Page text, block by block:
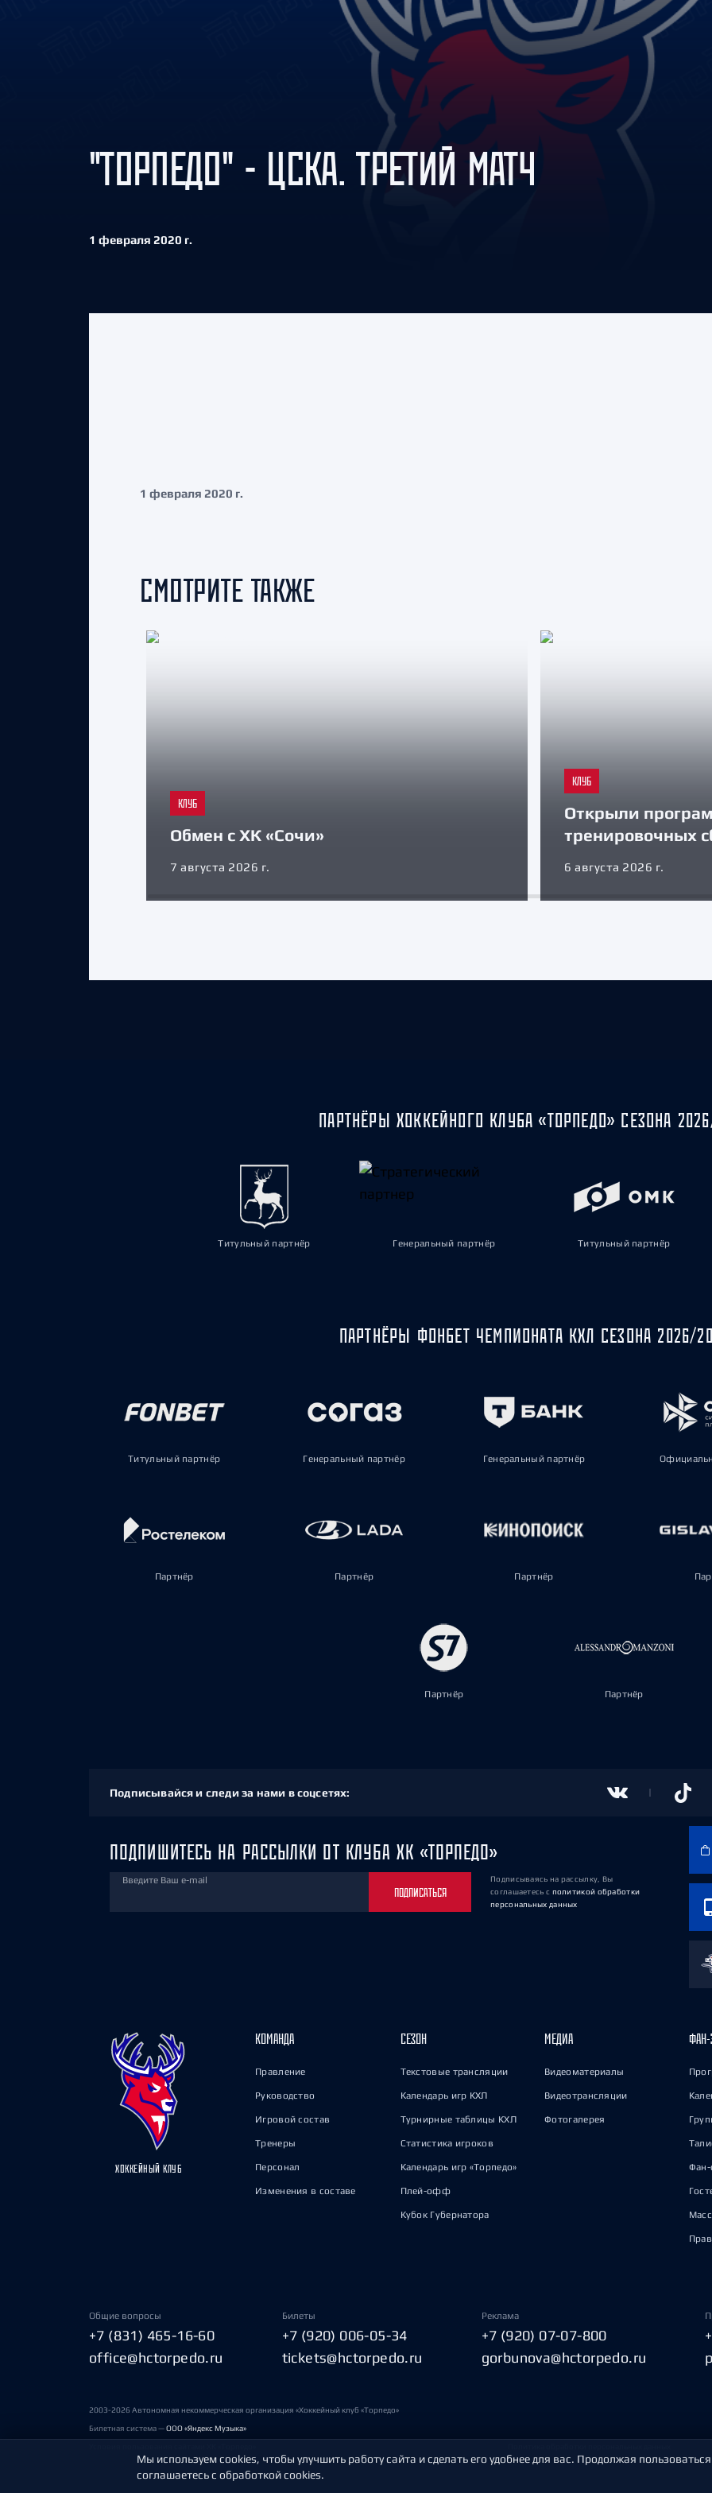
Амур
Барыс
Салават Юлаев
Сибирь
"ТОРПЕДО" - ЦСКА. ТРЕТИЙ МАТЧ
1 февраля 2020 г.
1 февраля 2020 г.
СМОТРИТЕ ТАКЖЕ
КЛУБ
Обмен с ХК «Сочи»
7 августа 2026 г.
КЛУБ
Открыли
тренировочных
6 августа 2026 г.
ПАРТНЁРЫ ХОККЕЙНОГО КЛУБА «ТОРПЕДО» СЕЗОНА
Титульный партнёр Генеральный партнёр Титульный партнёр
ПАРТНЁРЫ ФОНБЕТ ЧЕМПИОНАТА КХЛ СЕЗОНА 2026/
Титульный партнёр Генеральный партнёр Генеральный партнёр
Партнёр Партнёр Партнёр
Партнёр Партнёр
Подписывайся и следи за нами в соцсетях:
ПОДПИШИТЕСЬ НА РАССЫЛКИ ОТ КЛУБА ХК «ТОРПЕДО»
Введите Ваш e-mail
ПОДПИСАТЬСЯ
Подписываясь на рассылку, Вы
соглашаетесь с политикой обработки
персональных данных
ХОККЕЙНЫЙ КЛУБ
КОМАНДА
Правление
Руководство
Игровой состав
Тренеры
Персонал
Изменения в составе
СЕЗОН
Текстовые трансляции
Календарь игр КХЛ
Турнирные таблицы КХЛ
Статистика игроков
Календарь игр «Торпедо»
Плей-офф
Кубок Губернатора
МЕДИА
Видеоматериалы
Видеотрансляции
Фотогалерея
ФАН-
Фан-
Общие вопросы
+7 (831) 465-16-60
office@hctorpedo.ru
Билеты
+7 (920) 006-05-34
tickets@hctorpedo.ru
Реклама
+7 (920) 07-07-800
gorbunova@hctorpedo.ru
2003-2026 Автономная некоммерческая организация «Хоккейный клуб «Торпедо»
Билетная система —ООО «Яндекс Музыка»
Мы используем cookies, чтобы улучшить работу сайта и сделать его удобнее для вас. Продолжая
соглашаетесь с обработкой cookies.